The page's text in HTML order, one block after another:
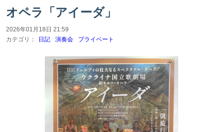
オペラ「アイーダ」
2026年01月18日 21:59
カテゴリ：
日記 演奏会 プライベート